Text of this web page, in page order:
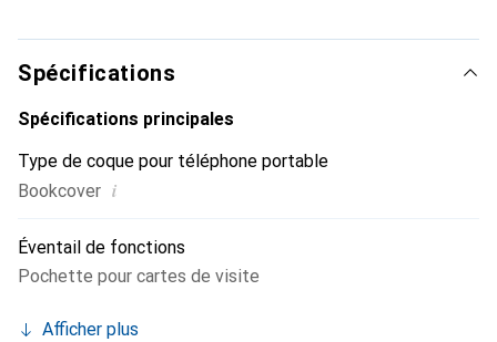
excellent choix pour le client exigeant.
Spécifications
Spécifications principales
Type de coque pour téléphone portable
Bookcover i
Éventail de fonctions
Pochette pour cartes de visite
Afficher plus